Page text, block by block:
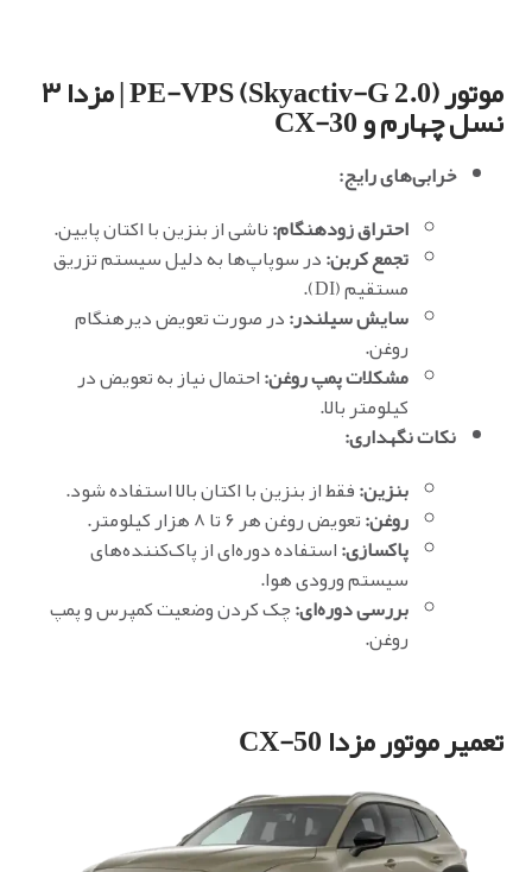
موتور PE-VPS (Skyactiv-G 2.0) | مزدا ۳
نسل چهارم و CX-30
خرابی‌های رایج:
احتراق زودهنگام:ناشی از بنزین با اکتان پایین.
تجمع کربن:در سوپاپ‌ها به دلیل سیستم تزریق
مستقیم (DI).
سایش سیلندر:در صورت تعویض دیرهنگام
روغن.
مشکلات پمپ روغن:احتمال نیاز به تعویض در
کیلومتر بالا.
نکات نگهداری:
بنزین:فقط از بنزین با اکتان بالا استفاده شود.
روغن:تعویض روغن هر ۶ تا ۸ هزار کیلومتر.
پاکسازی:استفاده دوره‌ای از پاک‌کننده‌های
سیستم ورودی هوا.
بررسی دوره‌ای:چک کردن وضعیت کمپرس و پمپ
روغن.
تعمیر موتور مزدا CX-50